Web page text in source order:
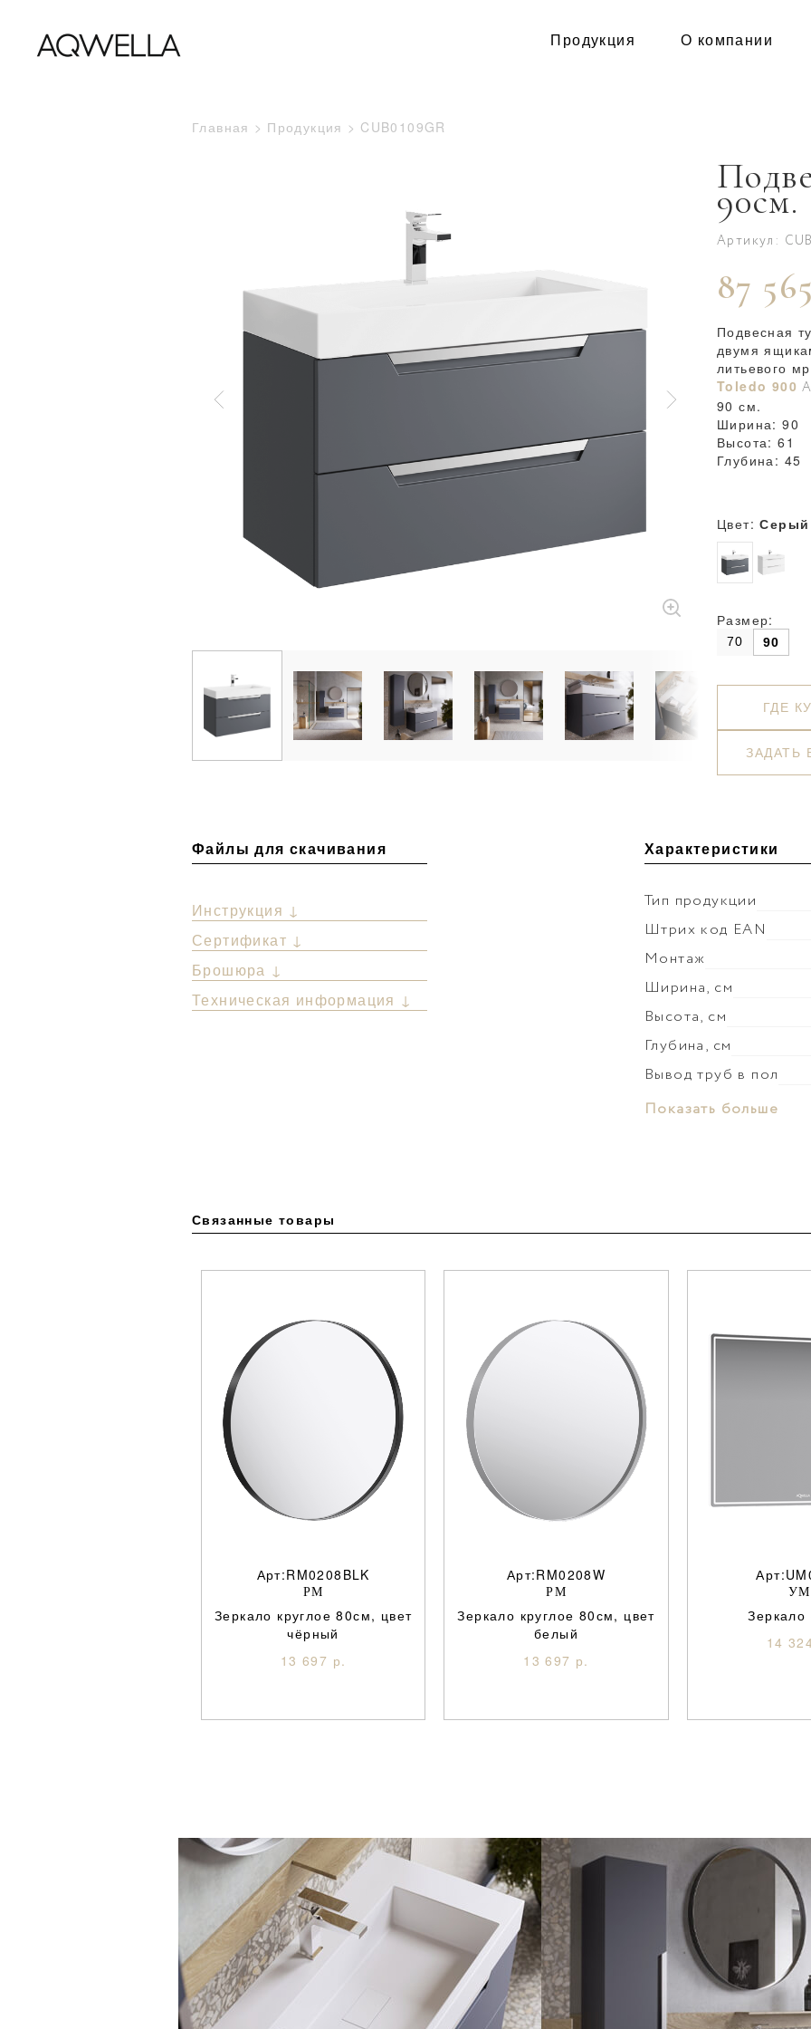
Продукция О компании
Главная Продукция CUB0109GR
90см.
Артикул:
87
Подвесная
двумя
литьевого
Toledo 900
90 см.
Ширина: 90
Высота: 61
Глубина: 45
Цвет: Серый
Размер:
70 90
ГДЕ
ЗАДАТЬ
Файлы для скачивания
Инструкция ↓
Сертификат ↓
Брошюра ↓
Техническая информация ↓
Характеристики
Тип продукции
Штрих код EAN
Монтаж
Ширина, см
Высота, см
Глубина, см
Вывод труб в пол
Материал раковины
Показать больше
Связанные товары
Арт:RM0208BLK
РМ
Зеркало круглое 80см, цвет
чёрный
13 697 р.
Арт:RM0208W
РМ
Зеркало круглое 80см, цвет
белый
13 697 р.
УМ
Зеркало
14